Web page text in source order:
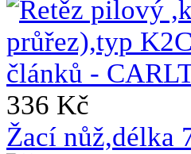
336 Kč
Žací nůž,délka